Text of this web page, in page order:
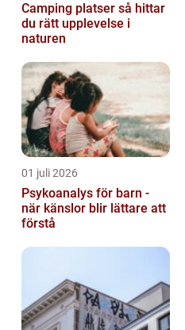
Camping platser så hittar
du rätt upplevelse i
naturen
01 juli 2026
Psykoanalys för barn -
när känslor blir lättare att
förstå